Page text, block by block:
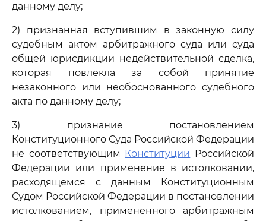
данному делу;
2) признанная вступившим в законную силу
судебным актом арбитражного суда или суда
общей юрисдикции недействительной сделка,
которая повлекла за собой принятие
незаконного или необоснованного судебного
акта по данному делу;
3) признание постановлением
Конституционного Суда Российской Федерации
не соответствующим Конституции Российской
Федерации или применение в истолковании,
расходящемся с данным Конституционным
Судом Российской Федерации в постановлении
истолкованием, примененного арбитражным